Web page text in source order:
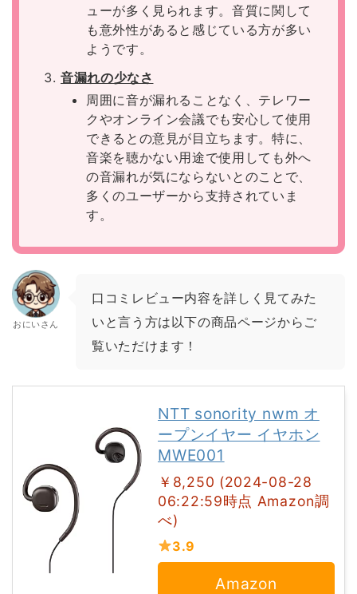
ューが多く見られます。音質に関して
も意外性があると感じている方が多い
ようです。
音漏れの少なさ
周囲に音が漏れることなく、テレワー
クやオンライン会議でも安心して使用
できるとの意見が目立ちます。特に、
音楽を聴かない用途で使用しても外へ
の音漏れが気にならないとのことで、
多くのユーザーから支持されていま
す。
おにいさん
口コミレビュー内容を詳しく見てみた
いと言う方は以下の商品ページからご
覧いただけます！
NTT sonority nwm オ
ープンイヤー イヤホン
MWE001
￥8,250 (2024-08-28
06:22:59時点 Amazon調
べ)
3.9
Amazon